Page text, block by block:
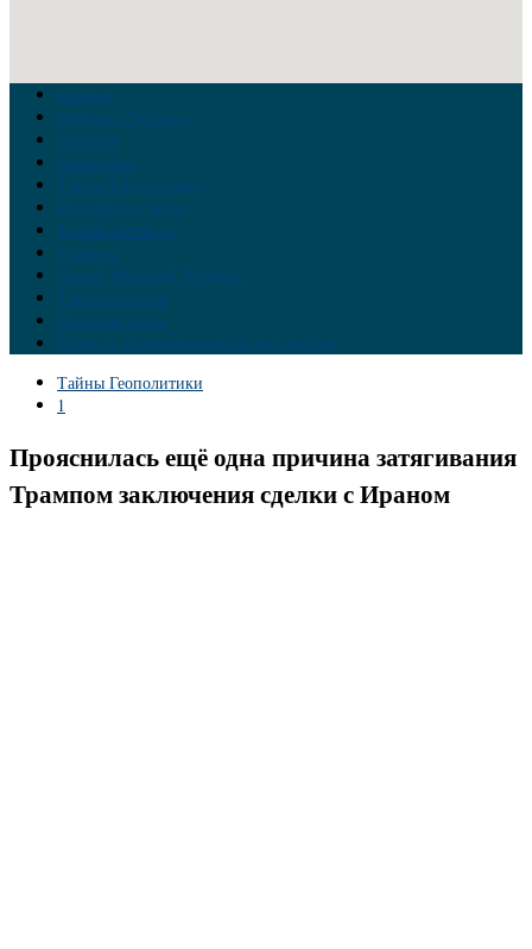
Главная
Война на Украине
Новости
Аналитика
Тайны Геополитики
Российские элиты
Теория заговора
Украина
Новый Мировой Порядок
Тайны истории
Обратная связь
Правила комментирования материалов
Тайны Геополитики
1
Прояснилась ещё одна причина затягивания
Трампом заключения сделки с Ираном